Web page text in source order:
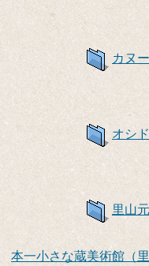
カヌ
オシ
里山
本一小さな蔵美術館（里